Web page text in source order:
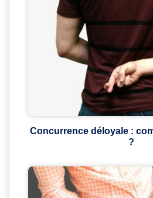
Concurrence déloyale :
?